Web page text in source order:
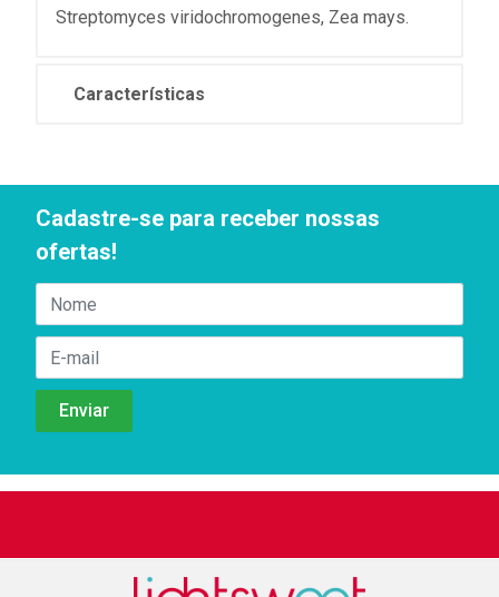
Streptomyces viridochromogenes, Zea mays.
Características
Cadastre-se para receber nossas
ofertas!